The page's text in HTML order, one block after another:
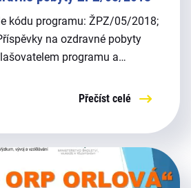
kódu programu: ŽPZ/05/2018;
na ozdravné pobyty
programu a
Přečíst celé